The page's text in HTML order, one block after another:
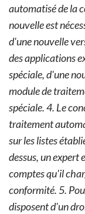
automatisé de la
nouvelle est
d'une nouvelle
des applications
spéciale, d'une
module de
spéciale.4. Le
traitement
sur les listes
dessus, un expert
comptes qu'il
conformité.5.
disposent d'un